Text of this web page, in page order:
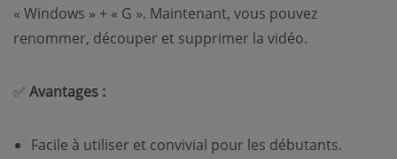
« Windows » + « G ». Maintenant, vous pouvez
renommer, découper et supprimer la vidéo.
✅ Avantages :
Facile à utiliser et convivial pour les débutants.